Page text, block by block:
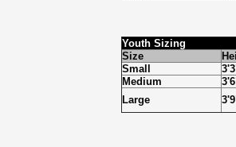
Youth Sizing
Size
Small
Medium
Large